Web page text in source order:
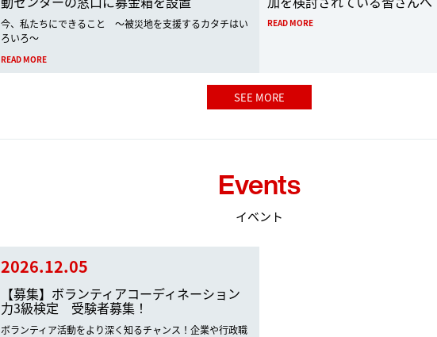
今、私たちにできること ～被災地を支援するカタチはい
ろいろ～
READ MORE
READ MORE
SEE MORE
Events
イベント
2026.12.05
【募集】ボランティアコーディネーション
力3級検定 受験者募集！
ボランティア活動をより深く知るチャンス！企業や行政職